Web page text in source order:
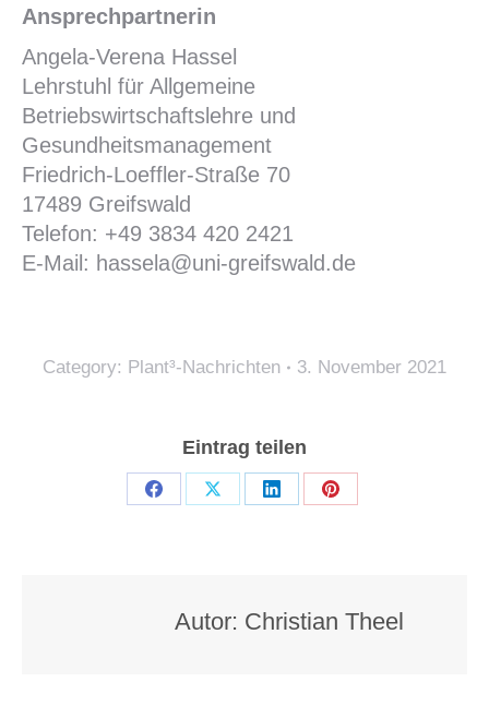
Ansprechpartnerin
Angela-Verena Hassel
Lehrstuhl für Allgemeine
Betriebswirtschaftslehre und
Gesundheitsmanagement
Friedrich-Loeffler-Straße 70
17489 Greifswald
Telefon: +49 3834 420 2421
E-Mail: hassela@uni-greifswald.de
Category: Plant³-Nachrichten 3. November 2021
Eintrag teilen
Teilen
Teilen
Teilen
Teilen
Autor: Christian Theel